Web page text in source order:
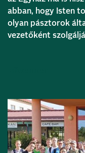
abban, hogy Isten
olyan pásztorok
vezetőként